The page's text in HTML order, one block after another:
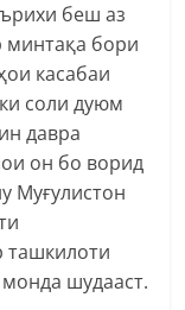
беш аз
минтақа бори
касабаи
соли дуюм
давра
он бо ворид
Муғулистон
ташкилоти
шудааст.